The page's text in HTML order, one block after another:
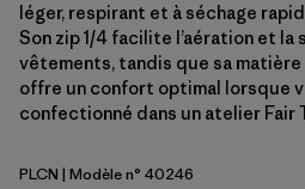
léger, respirant et à séchage
Son zip 1/4 facilite l’aération et
vêtements, tandis que sa
offre un confort optimal lorsque
confectionné dans un atelier Fair
Pelican
PLCN | Modèle n° 40246